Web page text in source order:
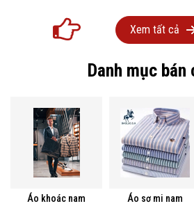
Xem tất cả
Danh mục bán
Áo khoác nam Áo sơ mi nam